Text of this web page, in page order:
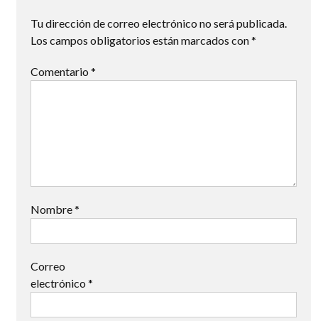
Tu dirección de correo electrónico no será publicada.
Los campos obligatorios están marcados con*
Comentario *
Nombre*
Correo
electrónico *